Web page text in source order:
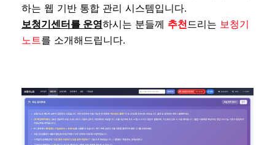
하는 웹 기반 통합 관리 시스템입니다.
보청기센터를 운영하시는 분들께 추천드리는 보청기
노트를 소개해드립니다.